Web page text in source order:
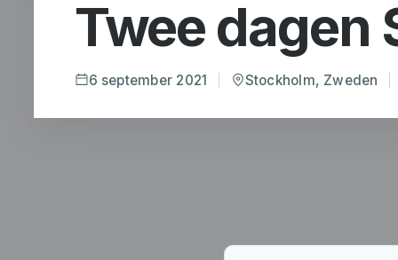
Twee dagen
6 september 2021 Stockholm, Zweden